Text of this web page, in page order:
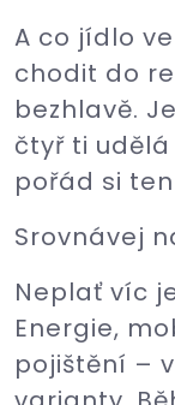
A co jídlo
chodit do
bezhlavě.
čtyř ti
pořád si
Srovnávej
Neplať víc
Energie,
pojištění –